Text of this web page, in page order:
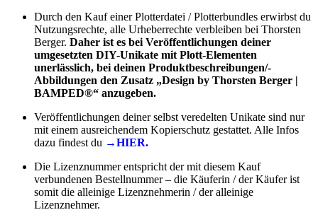
Durch den Kauf einer Plotterdatei / Plotterbundles erwirbst du
Nutzungsrechte, alle Urheberrechte verbleiben bei Thorsten
Berger. Daher ist es bei Veröffentlichungen deiner
umgesetzten DIY-Unikate mit Plott-Elementen
unerlässlich, bei deinen Produktbeschreibungen/-
Abbildungen den Zusatz „Design by Thorsten Berger |
BAMPED®“ anzugeben.
Veröffentlichungen deiner selbst veredelten Unikate sind nur
mit einem ausreichendem Kopierschutz gestattet. Alle Infos
dazu findest du →HIER.
Die Lizenznummer entspricht der mit diesem Kauf
verbundenen Bestellnummer – die Käuferin / der Käufer ist
somit die alleinige Lizenznehmerin / der alleinige
Lizenznehmer.